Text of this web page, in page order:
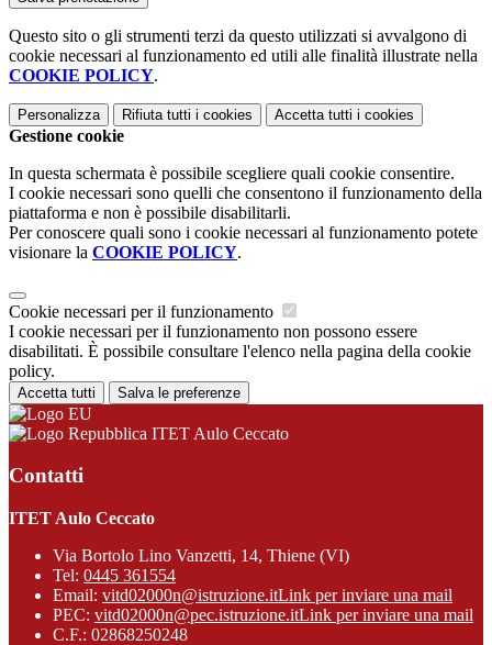
Questo sito o gli strumenti terzi da questo utilizzati si avvalgono di
cookie necessari al funzionamento ed utili alle finalità illustrate nella
COOKIE POLICY.
Personalizza Rifiuta tutti i cookies Accetta tutti i cookies
Gestione cookie
In questa schermata è possibile scegliere quali cookie consentire.
I cookie necessari sono quelli che consentono il funzionamento della
piattaforma e non è possibile disabilitarli.
Per conoscere quali sono i cookie necessari al funzionamento potete
visionare la COOKIE POLICY.
Cookie necessari per il funzionamento
I cookie necessari per il funzionamento non possono essere
disabilitati. È possibile consultare l'elenco nella pagina della cookie
policy.
Accetta tutti Salva le preferenze
ITET Aulo Ceccato
Contatti
ITET Aulo Ceccato
Via Bortolo Lino Vanzetti, 14, Thiene (VI)
Tel: 0445 361554
Email: vitd02000n@istruzione.itLink per inviare una mail
PEC: vitd02000n@pec.istruzione.itLink per inviare una mail
C.F.: 02868250248